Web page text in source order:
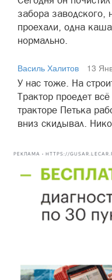
забора заводского,
проехали, одна
нормально.
Василь Халитов
13
У нас тоже. На
Трактор проедет
тракторе Петька
вниз скидывал.
РЕКЛАМА • HTTPS://